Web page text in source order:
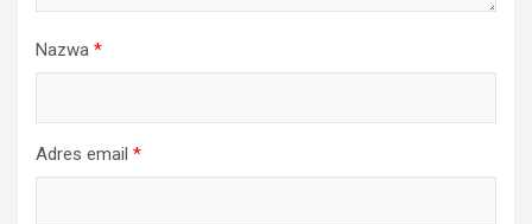
Nazwa *
Adres email *